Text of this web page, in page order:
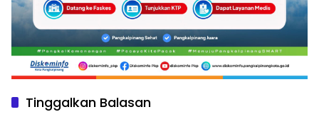
Tinggalkan Balasan